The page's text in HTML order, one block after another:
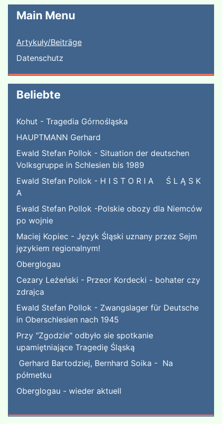
Main Menu
Artykuły/Beiträge
Datenschutz
Beliebte
Kohut - Tragedia Górnośląska
HAUPTMANN Gerhard
Ewald Stefan Pollok - Situation der deutschen
Volksgruppe in Schlesien bis 1989
Ewald Stefan Pollok - H I S T O R I A Ś L Ą S K
A
Ewald Stefan Pollok -Polskie obozy dla Niemców
po wojnie
Maciej Kopiec - Język Śląski uznany przez Sejm
językiem regionalnym!
Oberglogau
Cezary Leżeński - Przeor Kordecki - bohater czy
zdrajca
Ewald Stefan Pollok - Zwangslager für Deutsche
in Oberschlesien nach 1945
Przy "Zgodzie" odbyło sie spotkanie
upamiętniające Tragedię Śląską
Gerhard Bartodziej, Bernhard Soika - Na
półmetku
Oberglogau - wieder aktuell